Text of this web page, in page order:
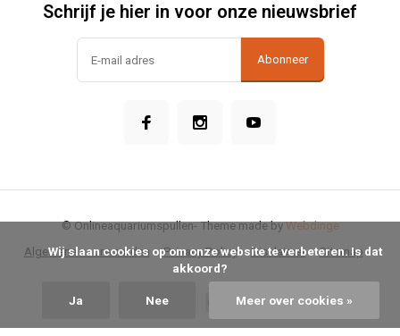
Schrijf je hier in voor onze nieuwsbrief
Abonneer
Algemene voorwaarden Privacy Policy Disclaimer Sitemap
© Onlineaquariumspullen- Theme made byWebdinge
            Wij slaan cookies op om onze website te verbeteren. Is dat
akkoord?
Ja Nee Meer over cookies »